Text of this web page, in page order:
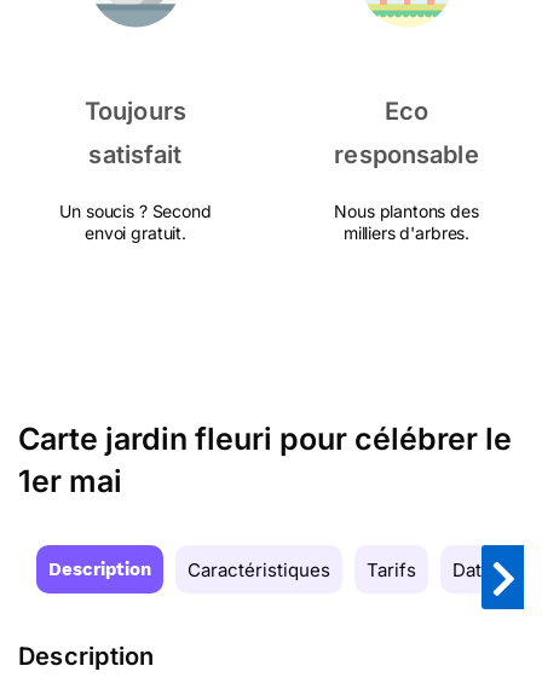
Toujours
satisfait
Un soucis ? Second
envoi gratuit.
Eco
responsable
Nous plantons des
milliers d'arbres.
Carte jardin fleuri pour célébrer le
1er mai
Description Caractéristiques Tarifs Date de
Description